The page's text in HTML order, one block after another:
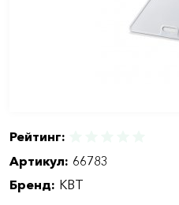
Рейтинг:
Артикул: 66783
Бренд: КВТ